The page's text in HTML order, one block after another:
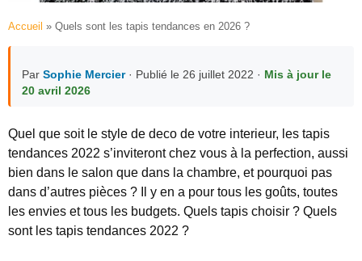
Accueil » Quels sont les tapis tendances en 2026 ?
Par Sophie Mercier· Publié le 26 juillet 2022 · Mis à jour le
20 avril 2026
Quel que soit le style de deco de votre interieur, les tapis
tendances 2022 s’inviteront chez vous à la perfection, aussi
bien dans le salon que dans la chambre, et pourquoi pas
dans d’autres pièces ? Il y en a pour tous les goûts, toutes
les envies et tous les budgets. Quels tapis choisir ? Quels
sont les tapis tendances 2022 ?